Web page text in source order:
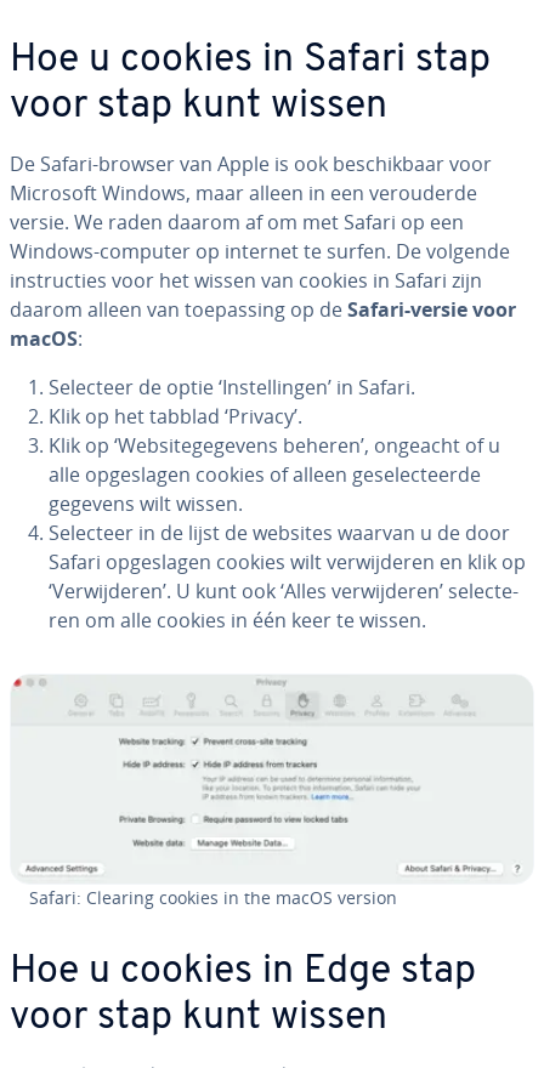
Hoe u cookies in Safari stap
voor stap kunt wissen
De Safari-browser van Apple is ook be­schik­baar voor
Microsoft Windows, maar alleen in een ver­ou­der­de
versie. We raden daarom af om met Safari op een
Windows-computer op internet te surfen. De volgende
in­struc­ties voor het wissen van cookies in Safari zijn
daarom alleen van toe­pas­sing op deSafari-versie voor
macOS:
Selecteer de optie ‘In­stel­lin­gen’ in Safari.
Klik op het tabblad ‘Privacy’.
Klik op ‘Web­si­te­ge­ge­vens beheren’, ongeacht of u
alle op­ge­sla­gen cookies of alleen ge­se­lec­teer­de
gegevens wilt wissen.
Selecteer in de lijst de websites waarvan u de door
Safari op­ge­sla­gen cookies wilt ver­wij­de­ren en klik op
‘Ver­wij­de­ren’. U kunt ook ‘Alles ver­wij­de­ren’ se­lec­te­
ren om alle cookies in één keer te wissen.
Safari: Clearing cookies in the macOS version
Hoe u cookies in Edge stap
voor stap kunt wissen